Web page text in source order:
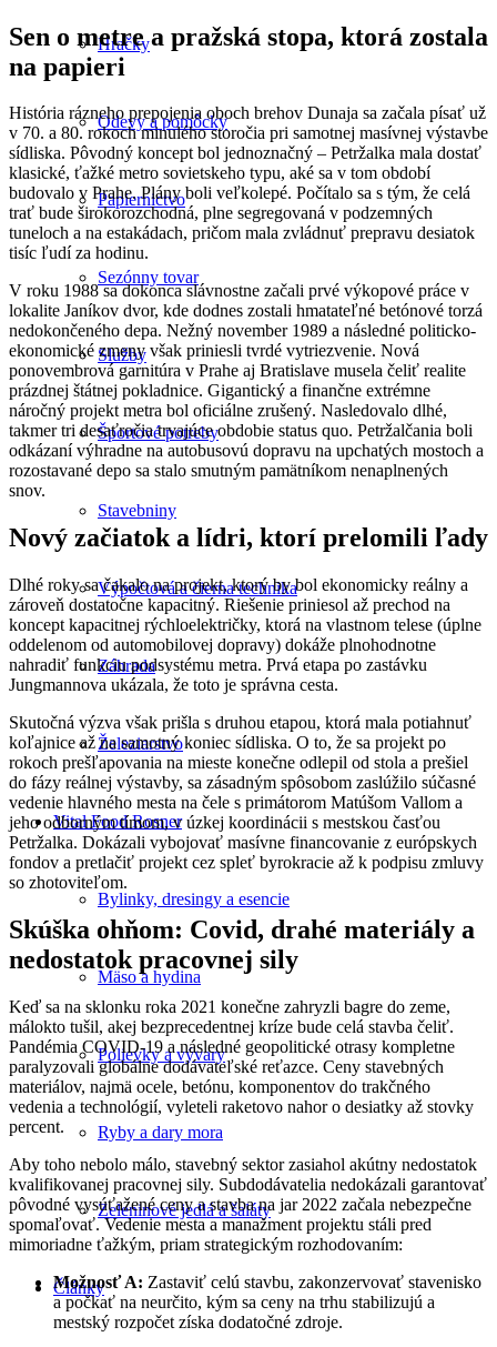
Hračky
Odevy a pomôcky
Papiernictvo
Sezónny tovar
Služby
Športové potreby
Stavebniny
Výpočtová a čierna technika
Záhrada
Železiarstvo
Vital Food Rosner
Bylinky, dresingy a esencie
Mäso a hydina
Polievky a vývary
Ryby a dary mora
Zeleninové jedlá a šaláty
Články
Sen o metre a pražská stopa, ktorá zostala
na papieri
História rázneho prepojenia oboch brehov Dunaja sa začala písať už
v 70. a 80. rokoch minulého storočia pri samotnej masívnej výstavbe
sídliska. Pôvodný koncept bol jednoznačný – Petržalka mala dostať
klasické, ťažké metro sovietskeho typu, aké sa v tom období
budovalo v Prahe. Plány boli veľkolepé. Počítalo sa s tým, že celá
trať bude širokorozchodná, plne segregovaná v podzemných
tuneloch a na estakádach, pričom mala zvládnuť prepravu desiatok
tisíc ľudí za hodinu.
V roku 1988 sa dokonca slávnostne začali prvé výkopové práce v
lokalite Janíkov dvor, kde dodnes zostali hmatateľné betónové torzá
nedokončeného depa. Nežný november 1989 a následné politicko-
ekonomické zmeny však priniesli tvrdé vytriezvenie. Nová
ponovembrová garnitúra v Prahe aj Bratislave musela čeliť realite
prázdnej štátnej pokladnice. Gigantický a finančne extrémne
náročný projekt metra bol oficiálne zrušený. Nasledovalo dlhé,
takmer tri desaťročia trvajúce obdobie status quo. Petržalčania boli
odkázaní výhradne na autobusovú dopravu na upchatých mostoch a
rozostavané depo sa stalo smutným pamätníkom nenaplnených
snov.
Nový začiatok a lídri, ktorí prelomili ľady
Dlhé roky sa čakalo na projekt, ktorý by bol ekonomicky reálny a
zároveň dostatočne kapacitný. Riešenie priniesol až prechod na
koncept kapacitnej rýchloelektričky, ktorá na vlastnom telese (úplne
oddelenom od automobilovej dopravy) dokáže plnohodnotne
nahradiť funkciu podsystému metra. Prvá etapa po zastávku
Jungmannova ukázala, že toto je správna cesta.
Skutočná výzva však prišla s druhou etapou, ktorá mala potiahnuť
koľajnice až na samotný koniec sídliska. O to, že sa projekt po
rokoch prešľapovania na mieste konečne odlepil od stola a prešiel
do fázy reálnej výstavby, sa zásadným spôsobom zaslúžilo súčasné
vedenie hlavného mesta na čele s primátorom Matúšom Vallom a
jeho odborným tímom, v úzkej koordinácii s mestskou časťou
Petržalka. Dokázali vybojovať masívne financovanie z európskych
fondov a pretlačiť projekt cez spleť byrokracie až k podpisu zmluvy
so zhotoviteľom.
Skúška ohňom: Covid, drahé materiály a
nedostatok pracovnej sily
Keď sa na sklonku roka 2021 konečne zahryzli bagre do zeme,
málokto tušil, akej bezprecedentnej kríze bude celá stavba čeliť.
Pandémia COVID-19 a následné geopolitické otrasy kompletne
paralyzovali globálne dodávateľské reťazce. Ceny stavebných
materiálov, najmä ocele, betónu, komponentov do trakčného
vedenia a technológií, vyleteli raketovo nahor o desiatky až stovky
percent.
Aby toho nebolo málo, stavebný sektor zasiahol akútny nedostatok
kvalifikovanej pracovnej sily. Subdodávatelia nedokázali garantovať
pôvodné vysúťažené ceny a stavba na jar 2022 začala nebezpečne
spomaľovať. Vedenie mesta a manažment projektu stáli pred
mimoriadne ťažkým, priam strategickým rozhodovaním:
Možnosť A: Zastaviť celú stavbu, zakonzervovať stavenisko
a počkať na neurčito, kým sa ceny na trhu stabilizujú a
mestský rozpočet získa dodatočné zdroje.